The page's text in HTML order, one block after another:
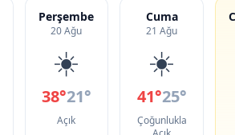
Perşembe
20 Ağu
☀️
38°21°
Açık
Cuma
21 Ağu
☀️
41°25°
Çoğunlukla